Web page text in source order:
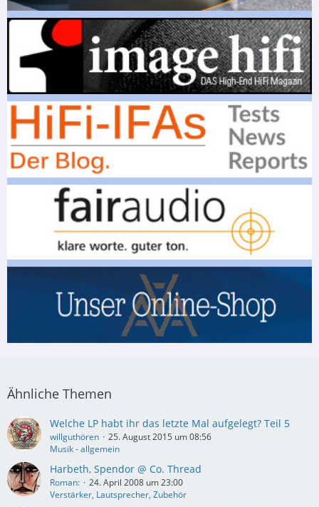
Ähnliche Themen
Welche LP habt ihr das letzte Mal aufgelegt? Teil 5
willguthören
25. August 2015 um 08:56
Musik - allgemein
Harbeth, Spendor @ Co. Thread
Roman:
24. April 2008 um 23:00
Verstärker, Lautsprecher, Zubehör